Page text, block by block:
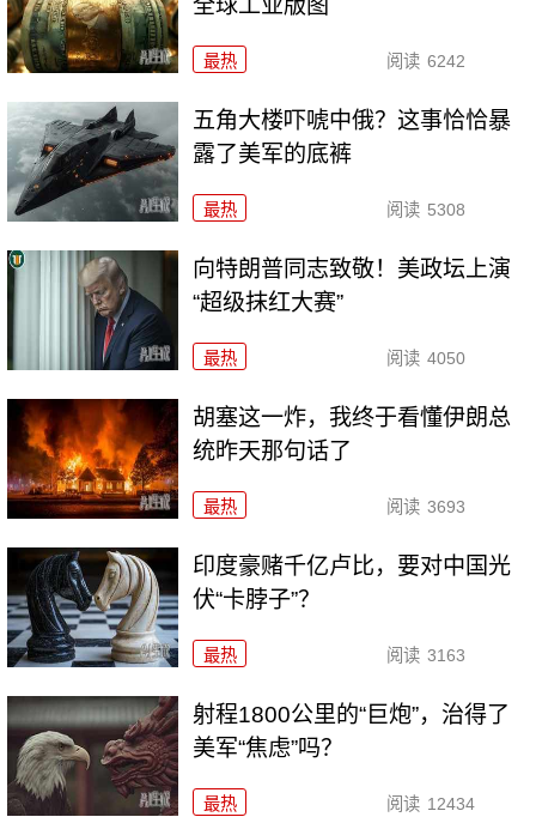
全球工业版图
最热 阅读 6242
五角大楼吓唬中俄？这事恰恰暴
露了美军的底裤
最热 阅读 5308
向特朗普同志致敬！美政坛上演
“超级抹红大赛”
最热 阅读 4050
胡塞这一炸，我终于看懂伊朗总
统昨天那句话了
最热 阅读 3693
印度豪赌千亿卢比，要对中国光
伏“卡脖子”？
最热 阅读 3163
射程1800公里的“巨炮”，治得了
美军“焦虑”吗？
最热 阅读 12434